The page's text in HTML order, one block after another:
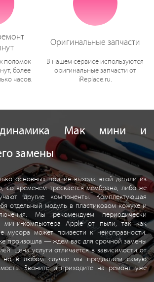
поломок
более
часов.
Оригинальные запчасти
В нашем сервисе используются
оригинальные запчасти от
iReplace.ru.
Мак мини и
замены
основных причин выхода этой детали из
со временем трескается мембрана, либо же
другие компоненты. Комплектующая
отдельный модуль в пластиковом кожухе и
Мы рекомендуем периодически
мини-компьютера Apple от пыли, так как
мусора может привести к неисправности.
произошла — ждем вас для срочной замены
Цена услуги отличается в зависимости от
в любом случае мы предлагаем самую
Звоните и приходите на ремонт уже